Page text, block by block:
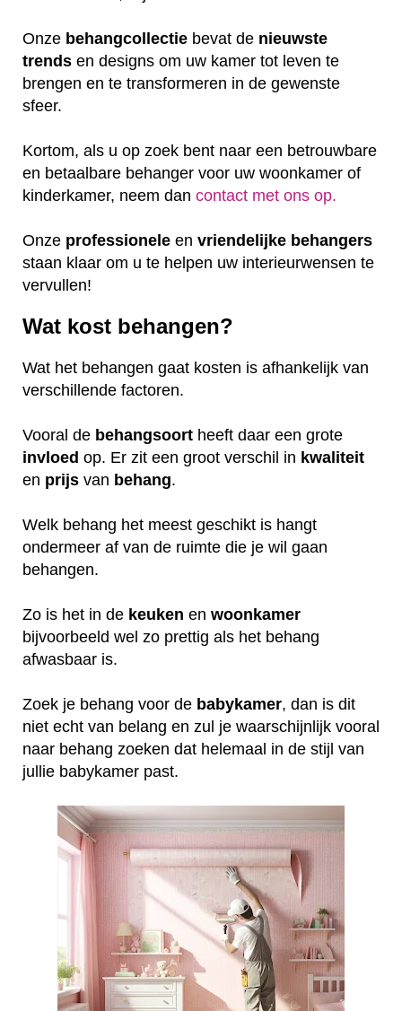
Onze behangcollectie bevat de nieuwste
trends en designs om uw kamer tot leven te
brengen en te transformeren in de gewenste
sfeer.
Kortom, als u op zoek bent naar een betrouwbare
en betaalbare behanger voor uw woonkamer of
kinderkamer, neem dan contact met ons op.
Onze professionele en vriendelijke behangers
staan klaar om u te helpen uw interieurwensen te
vervullen!
Wat kost behangen?
Wat het behangen gaat kosten is afhankelijk van
verschillende factoren.
Vooral de behangsoort heeft daar een grote
invloed op. Er zit een groot verschil in kwaliteit
en prijs van behang.
Welk behang het meest geschikt is hangt
ondermeer af van de ruimte die je wil gaan
behangen.
Zo is het in de keuken en woonkamer
bijvoorbeeld wel zo prettig als het behang
afwasbaar is.
Zoek je behang voor de babykamer, dan is dit
niet echt van belang en zul je waarschijnlijk vooral
naar behang zoeken dat helemaal in de stijl van
jullie babykamer past.